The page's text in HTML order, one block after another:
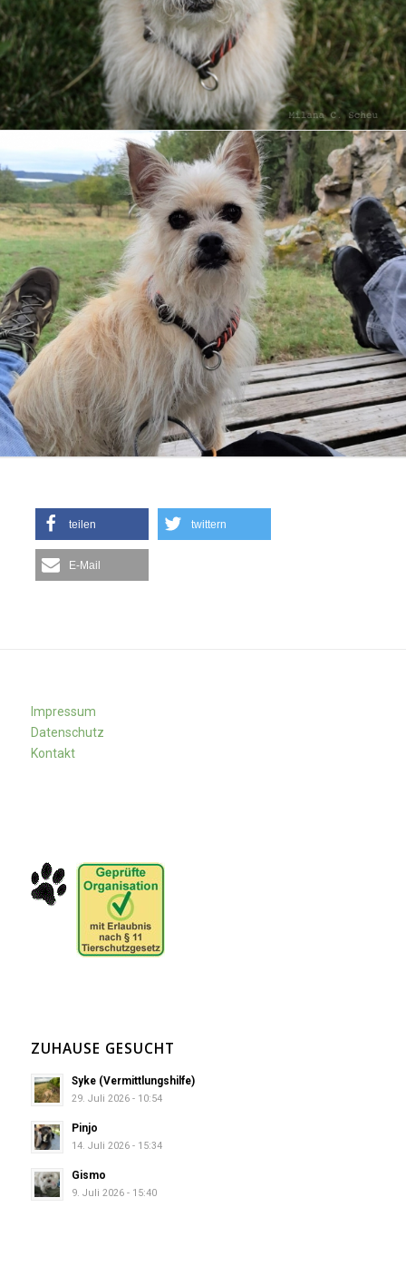
teilen twittern
E-Mail
Impressum
Datenschutz
Kontakt
ZUHAUSE GESUCHT
Syke (Vermittlungshilfe)
29. Juli 2026 - 10:54
Pinjo
14. Juli 2026 - 15:34
Gismo
9. Juli 2026 - 15:40